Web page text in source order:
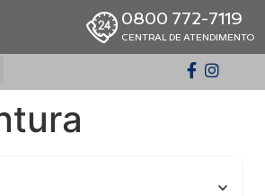
0800 772-7119
CENTRAL DE ATENDIMENTO